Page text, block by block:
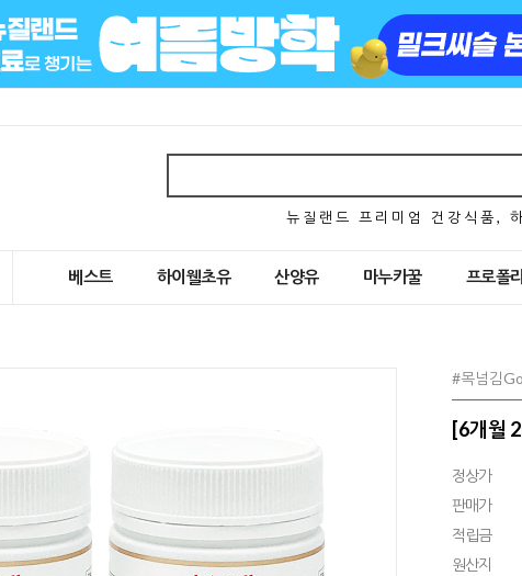
뉴 질 랜 드 프 리 미 엄 건 강 식 품 ,
베스트 하이웰초유 산양유 마누카꿀 프로폴
#목넘김
[6개월
정상가
판매가
적립금
원산지